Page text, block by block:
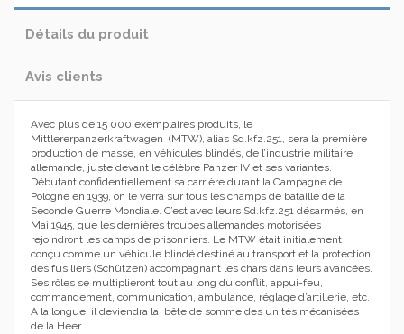
Détails du produit
Avis clients
Avec plus de 15 000 exemplaires produits, le
Mittlererpanzerkraftwagen (MTW), alias Sd.kfz.251, sera la première
production de masse, en véhicules blindés, de l’industrie militaire
allemande, juste devant le célèbre Panzer IV et ses variantes.
Débutant confidentiellement sa carrière durant la Campagne de
Pologne en 1939, on le verra sur tous les champs de bataille de la
Seconde Guerre Mondiale. C’est avec leurs Sd.kfz.251 désarmés, en
Mai 1945, que les dernières troupes allemandes motorisées
rejoindront les camps de prisonniers. Le MTW était initialement
conçu comme un véhicule blindé destiné au transport et la protection
des fusiliers (Schützen) accompagnant les chars dans leurs avancées.
Ses rôles se multiplieront tout au long du conflit, appui-feu,
commandement, communication, ambulance, réglage d’artillerie, etc.
A la longue, il deviendra la bête de somme des unités mécanisées
de la Heer.